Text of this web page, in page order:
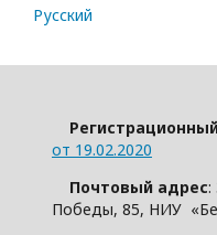
Русский
от 19.02.2020
Почтовый адрес:
Победы, 85, НИУ